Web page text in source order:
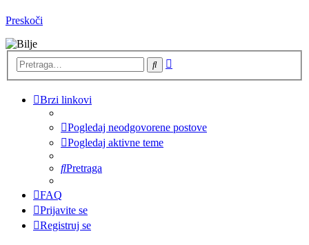
Preskoči
Pretraga
Brzi linkovi
Pogledaj neodgovorene postove
Pogledaj aktivne teme
Pretraga
FAQ
Prijavite se
Registruj se